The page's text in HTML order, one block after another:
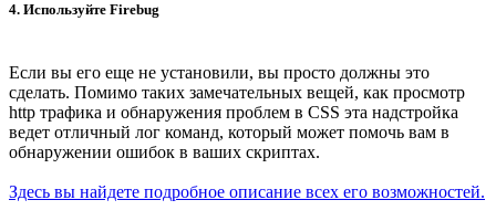
4. Используйте Firebug
Если вы его еще не установили, вы просто должны это
сделать. Помимо таких замечательных вещей, как просмотр
http трафика и обнаружения проблем в CSS эта надстройка
ведет отличный лог команд, который может помочь вам в
обнаружении ошибок в ваших скриптах.
Здесь вы найдете подробное описание всех его возможностей.